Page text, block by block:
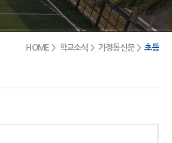
HOME > 학교소식 > 가정통신문 >초등